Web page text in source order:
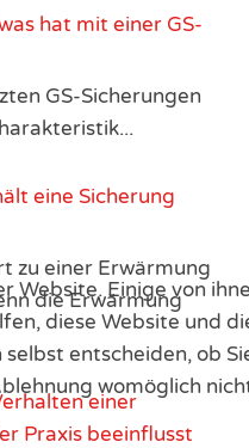
hat mit einer GS-
GS-Sicherungen
eine Sicherung
zu einer Erwärmung
die Erwärmung
einer
Praxis beeinflusst
Website. Einige von
diese Website und
selbst entscheiden, ob
womöglich